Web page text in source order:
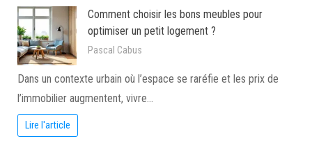
Comment choisir les bons meubles pour
optimiser un petit logement ?
Pascal Cabus
Dans un contexte urbain où l’espace se raréfie et les prix de
l’immobilier augmentent, vivre…
Lire l'article